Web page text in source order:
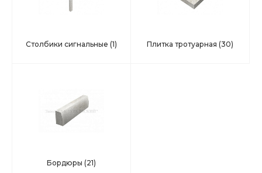
Столбики сигнальные (1) Плитка тротуарная (30)
Бордюры (21)